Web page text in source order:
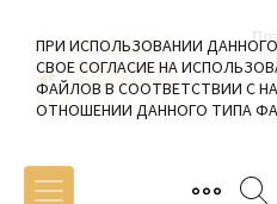
ПРИ ИСПОЛЬЗОВАНИИ
СВОЕ СОГЛАСИЕ НА
ФАЙЛОВ В СООТВЕТСТВИИ С
ОТНОШЕНИИ ДАННОГО ТИПА